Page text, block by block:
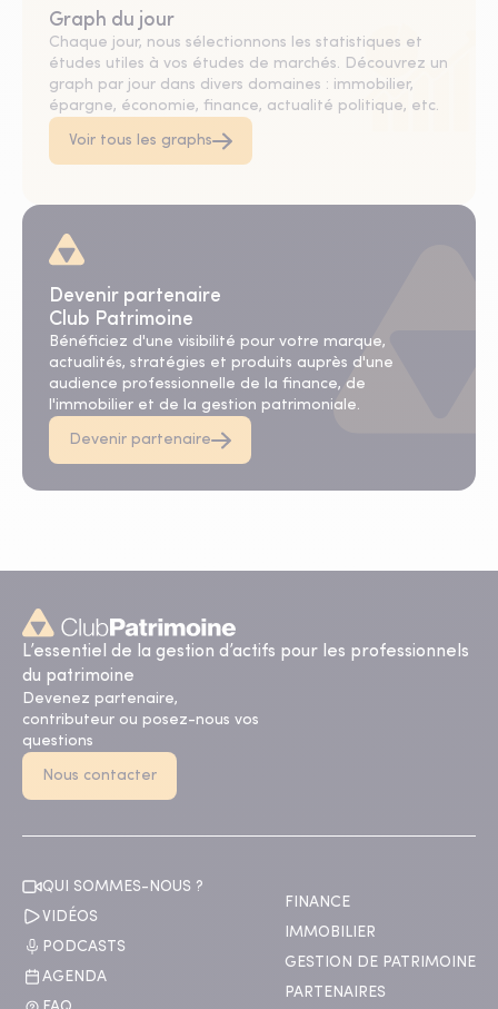
Graph du jour
Chaque jour, nous sélectionnons les statistiques et
études utiles à vos études de marchés. Découvrez un
graph par jour dans divers domaines : immobilier,
épargne, économie, finance, actualité politique, etc.
Voir tous les graphs
Devenir partenaire
Club Patrimoine
Bénéficiez d'une visibilité pour votre marque,
actualités, stratégies et produits auprès d'une
audience professionnelle de la finance, de
l'immobilier et de la gestion patrimoniale.
Devenir partenaire
L’essentiel de la gestion d’actifs pour les professionnels
du patrimoine
Devenez partenaire,
contributeur ou posez-nous vos
questions
Nous contacter
QUI SOMMES-NOUS ?
VIDÉOS
PODCASTS
AGENDA
FINANCE
IMMOBILIER
GESTION DE PATRIMOINE
PARTENAIRES